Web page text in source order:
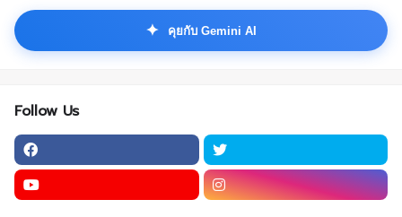
✦ คุยกับ Gemini AI
Follow Us